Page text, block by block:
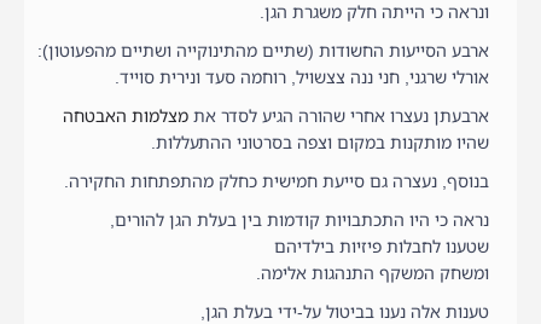
ונראה כי הייתה חלק משגרת הגן.
ארבע הסייעות החשודות (שתיים מהתינוקייה ושתיים מהפעוטון):
אורלי שרגני, חני ננה צצשויל, רוחמה סעד ונירית סוייד.
ארבעתן נעצרו אחרי שהורה הגיע לסדר את מצלמות האבטחה
שהיו מותקנות במקום וצפה בסרטוני ההתעללות.
בנוסף, נעצרה גם סייעת חמישית כחלק מהתפתחות החקירה.
נראה כי היו התכתבויות קודמות בין בעלת הגן להורים,
שטענו לחבלות פיזיות בילדיהם
ומשחק המשקף התנהגות אלימה.
טענות אלה נענו בביטול על-ידי בעלת הגן,